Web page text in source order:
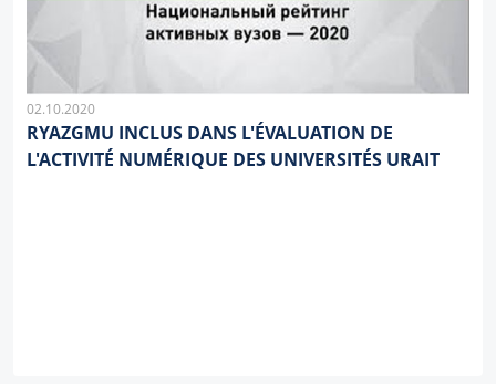
02.10.2020
RYAZGMU INCLUS DANS L'ÉVALUATION DE
L'ACTIVITÉ NUMÉRIQUE DES UNIVERSITÉS URAIT